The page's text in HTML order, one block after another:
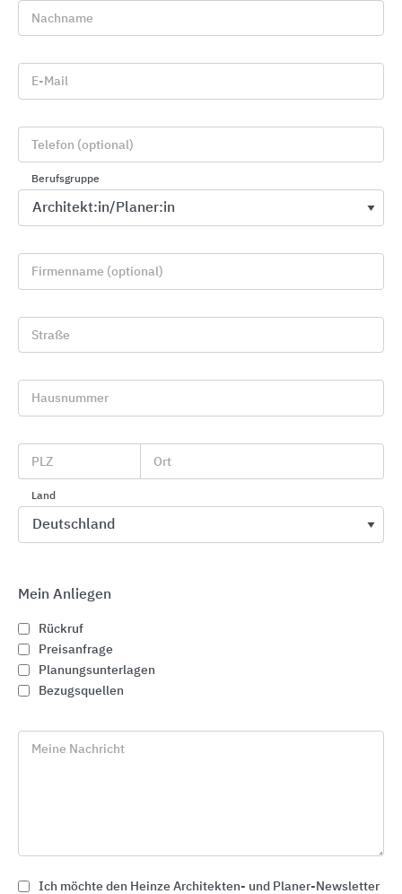
Nachname
E-Mail
Telefon (optional)
Berufsgruppe
Firmenname (optional)
Straße
Hausnummer
PLZ Ort
Land
Mein Anliegen
Rückruf
Preisanfrage
Planungsunterlagen
Bezugsquellen
Meine Nachricht
Ich möchte den Heinze Architekten- und Planer-Newsletter